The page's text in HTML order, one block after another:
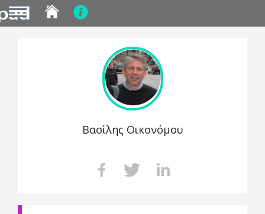
MENU
Βασίλης Οικονόμου